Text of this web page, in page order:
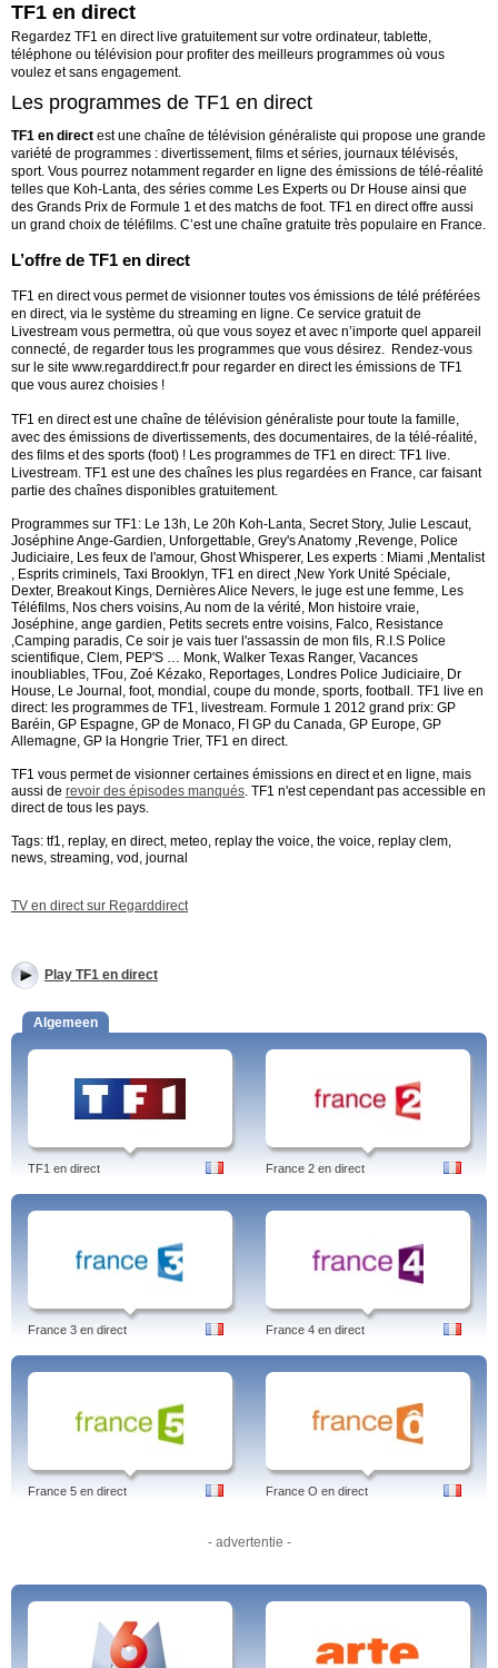
TF1 en direct
Regardez TF1 en direct live gratuitement sur votre ordinateur, tablette,
téléphone ou télévision pour profiter des meilleurs programmes où vous
voulez et sans engagement.
Les programmes de TF1 en direct
TF1 en direct est une chaîne de télévision généraliste qui propose une grande
variété de programmes : divertissement, films et séries, journaux télévisés,
sport. Vous pourrez notamment regarder en ligne des émissions de télé-réalité
telles que Koh-Lanta, des séries comme Les Experts ou Dr House ainsi que
des Grands Prix de Formule 1 et des matchs de foot. TF1 en direct offre aussi
un grand choix de téléfilms. C’est une chaîne gratuite très populaire en France.
L’offre de TF1 en direct
TF1 en direct vous permet de visionner toutes vos émissions de télé préférées
en direct, via le système du streaming en ligne. Ce service gratuit de
Livestream vous permettra, où que vous soyez et avec n’importe quel appareil
connecté, de regarder tous les programmes que vous désirez. Rendez-vous
sur le site www.regarddirect.fr pour regarder en direct les émissions de TF1
que vous aurez choisies !
TF1 en direct est une chaîne de télévision généraliste pour toute la famille,
avec des émissions de divertissements, des documentaires, de la télé-réalité,
des films et des sports (foot) ! Les programmes de TF1 en direct: TF1 live.
Livestream. TF1 est une des chaînes les plus regardées en France, car faisant
partie des chaînes disponibles gratuitement.
Programmes sur TF1: Le 13h, Le 20h Koh-Lanta, Secret Story, Julie Lescaut,
Joséphine Ange-Gardien, Unforgettable, Grey's Anatomy ,Revenge, Police
Judiciaire, Les feux de l'amour, Ghost Whisperer, Les experts : Miami ,Mentalist
, Esprits criminels, Taxi Brooklyn, TF1 en direct ,New York Unité Spéciale,
Dexter, Breakout Kings, Dernières Alice Nevers, le juge est une femme, Les
Téléfilms, Nos chers voisins, Au nom de la vérité, Mon histoire vraie,
Joséphine, ange gardien, Petits secrets entre voisins, Falco, Resistance
,Camping paradis, Ce soir je vais tuer l'assassin de mon fils, R.I.S Police
scientifique, Clem, PEP'S … Monk, Walker Texas Ranger, Vacances
inoubliables, TFou, Zoé Kézako, Reportages, Londres Police Judiciaire, Dr
House, Le Journal, foot, mondial, coupe du monde, sports, football. TF1 live en
direct: les programmes de TF1, livestream. Formule 1 2012 grand prix: GP
Baréin, GP Espagne, GP de Monaco, FI GP du Canada, GP Europe, GP
Allemagne, GP la Hongrie Trier, TF1 en direct.
TF1 vous permet de visionner certaines émissions en direct et en ligne, mais
aussi de revoir des épisodes manqués. TF1 n'est cependant pas accessible en
direct de tous les pays.
Tags: tf1, replay, en direct, meteo, replay the voice, the voice, replay clem,
news, streaming, vod, journal
TV en direct sur Regarddirect
Play TF1 en direct
Algemeen
TF1 en direct France 2 en direct
France 3 en direct France 4 en direct
France 5 en direct France O en direct
- advertentie -